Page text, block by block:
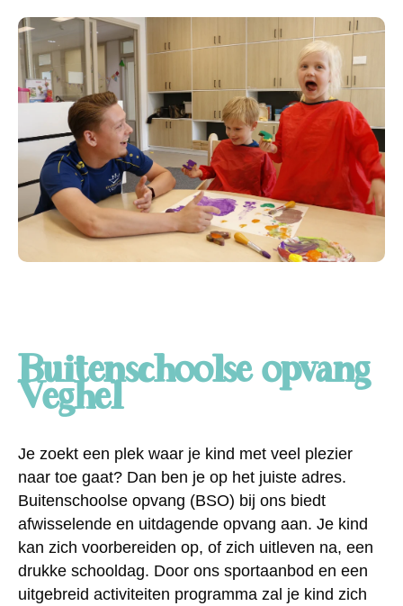
Buitenschoolse opvang
Veghel
Je zoekt een plek waar je kind met veel plezier
naar toe gaat? Dan ben je op het juiste adres.
Buitenschoolse opvang (BSO) bij ons biedt
afwisselende en uitdagende opvang aan. Je kind
kan zich voorbereiden op, of zich uitleven na, een
drukke schooldag. Door ons sportaanbod en een
uitgebreid activiteiten programma zal je kind zich